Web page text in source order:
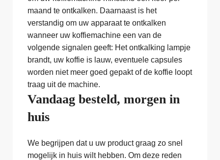
maand te ontkalken. Daarnaast is het
verstandig om uw apparaat te ontkalken
wanneer uw koffiemachine een van de
volgende signalen geeft: Het ontkalking lampje
brandt, uw koffie is lauw, eventuele capsules
worden niet meer goed gepakt of de koffie loopt
traag uit de machine.
Vandaag besteld, morgen in
huis
We begrijpen dat u uw product graag zo snel
mogelijk in huis wilt hebben. Om deze reden